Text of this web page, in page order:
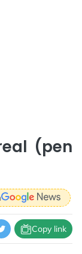
(pen
Copy link